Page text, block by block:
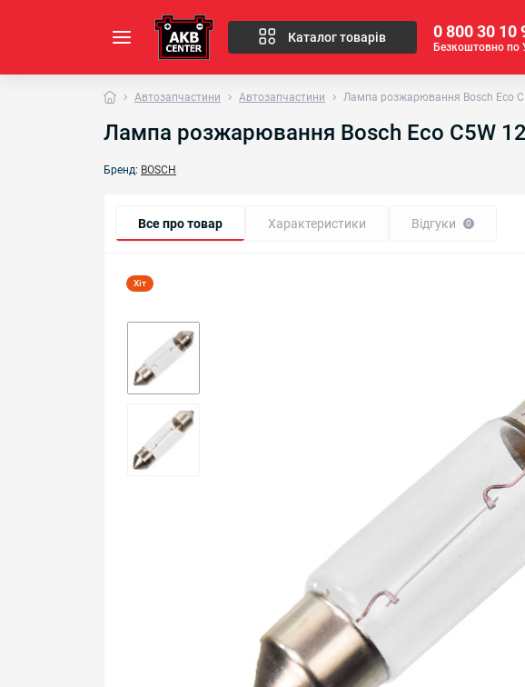
Каталог товарів 0 800 30 10
Безкоштовно по
Автозапчастини Автозапчастини Лампа розжарювання Bosch Eco
Лампа розжарювання Bosch Eco C5W
Бренд: BOSCH
Все про товар Характеристики Відгуки 0
Хіт